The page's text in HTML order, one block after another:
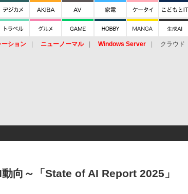
ーション ニューノーマル Windows Server クラウド
向～「State of AI Report 2025」